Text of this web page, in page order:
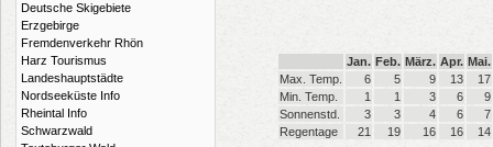
Deutsche Skigebiete
Erzgebirge
Fremdenverkehr Rhön
Harz Tourismus
Landeshauptstädte
Nordseeküste Info
Rheintal Info
Schwarzwald
Jan. Feb. März. Apr. Mai.
Max. Temp.
6 5 9 13
17
Min. Temp.
1 1 3 6
9
Sonnenstd.
3 3 4 6
7
Regentage
21 19 16 16 14